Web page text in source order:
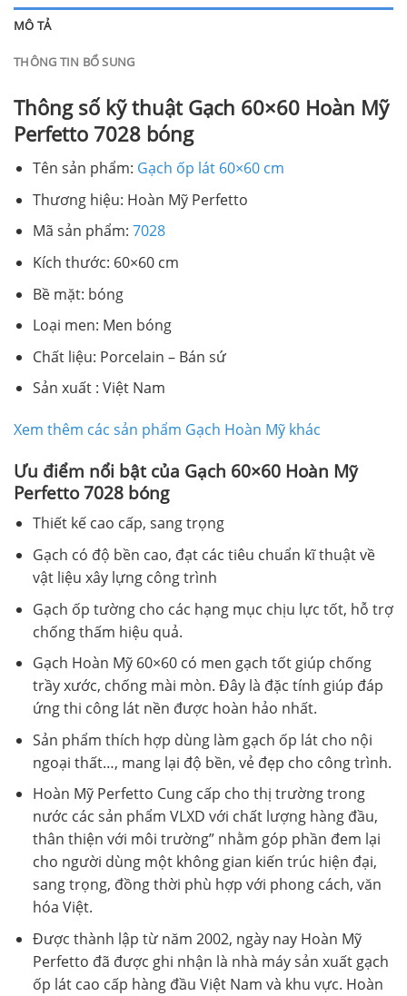
MÔ TẢ
THÔNG TIN BỔ SUNG
Thông số kỹ thuật Gạch 60×60 Hoàn Mỹ
Perfetto 7028 bóng
Tên sản phẩm: Gạch ốp lát 60×60 cm
Thương hiệu: Hoàn Mỹ Perfetto
Mã sản phẩm: 7028
Kích thước: 60×60 cm
Bề mặt: bóng
Loại men: Men bóng
Chất liệu: Porcelain – Bán sứ
Sản xuất : Việt Nam
Xem thêm các sản phẩm Gạch Hoàn Mỹ khác
Ưu điểm nổi bật của Gạch 60×60 Hoàn Mỹ
Perfetto 7028 bóng
Thiết kế cao cấp, sang trọng
Gạch có độ bền cao, đạt các tiêu chuẩn kĩ thuật về
vật liệu xây lựng công trình
Gạch ốp tường cho các hạng mục chịu lực tốt, hỗ trợ
chống thấm hiệu quả.
Gạch Hoàn Mỹ 60×60 có men gạch tốt giúp chống
trầy xước, chống mài mòn. Đây là đặc tính giúp đáp
ứng thi công lát nền được hoàn hảo nhất.
Sản phẩm thích hợp dùng làm gạch ốp lát cho nội
ngoại thất…, mang lại độ bền, vẻ đẹp cho công trình.
Hoàn Mỹ Perfetto Cung cấp cho thị trường trong
nước các sản phẩm VLXD với chất lượng hàng đầu,
thân thiện với môi trường” nhằm góp phần đem lại
cho người dùng một không gian kiến trúc hiện đại,
sang trọng, đồng thời phù hợp với phong cách, văn
hóa Việt.
Được thành lập từ năm 2002, ngày nay Hoàn Mỹ
Perfetto đã được ghi nhận là nhà máy sản xuất gạch
ốp lát cao cấp hàng đầu Việt Nam và khu vực. Hoàn